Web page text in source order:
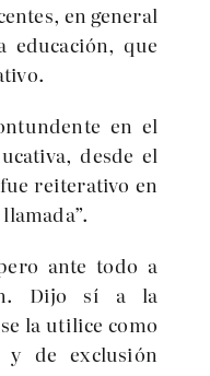
en general
educación, que
en el
desde el
reiterativo en
ante todo a
Dijo sí a la
la utilice como
y de exclusión